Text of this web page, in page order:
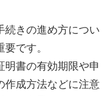
続きの進め方につい
です。
明書の有効期限や申
作成方法などに注意